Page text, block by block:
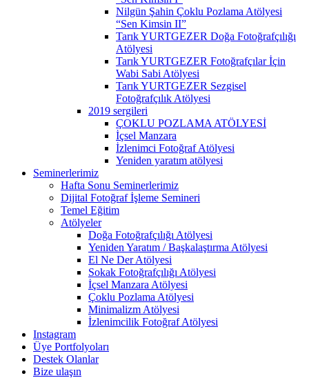
Nilgün Şahin Çoklu Pozlama Atölyesi
“Sen Kimsin II”
Tarık YURTGEZER Doğa Fotoğrafçılığı
Atölyesi
Tarık YURTGEZER Fotoğrafçılar İçin
Wabi Sabi Atölyesi
Tarık YURTGEZER Sezgisel
Fotoğrafçılık Atölyesi
2019 sergileri
ÇOKLU POZLAMA ATÖLYESİ
İçsel Manzara
İzlenimci Fotoğraf Atölyesi
Yeniden yaratım atölyesi
Seminerlerimiz
Hafta Sonu Seminerlerimiz
Dijital Fotoğraf İşleme Semineri
Temel Eğitim
Atölyeler
Doğa Fotoğrafçılığı Atölyesi
Yeniden Yaratım / Başkalaştırma Atölyesi
El Ne Der Atölyesi
Sokak Fotoğrafçılığı Atölyesi
İçsel Manzara Atölyesi
Çoklu Pozlama Atölyesi
Minimalizm Atölyesi
İzlenimcilik Fotoğraf Atölyesi
Instagram
Üye Portfolyoları
Destek Olanlar
Bize ulaşın